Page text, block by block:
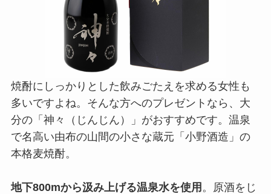
焼酎にしっかりとした飲みごたえを求める女性も
多いですよね。そんな方へのプレゼントなら、大
分の「神々（じんじん）」がおすすめです。温泉
で名高い由布の山間の小さな蔵元「小野酒造」の
本格麦焼酎。
地下800mから汲み上げる温泉水を使用 。原酒をじ